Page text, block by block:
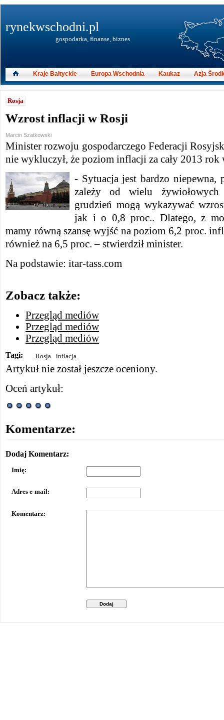
Rosja
Wzrost inflacji w Rosji
Marcin Szatkowski
Minister rozwoju gospodarczego Federacji
nie wykluczył, że poziom inflacji za cały 2013 rok
- Sytuacja jest bardzo niepewna,
zależy od wielu
grudzień mogą wykazywać
jak i o 0,8 proc.. Dlatego, z
mamy równą szansę wyjść na poziom 6,2 proc.
również na 6,5 proc. – stwierdził minister.
Na podstawie: itar-tass.com
Zobacz także:
Przegląd mediów
Przegląd mediów
Przegląd mediów
Tagi: Rosja inflacja
Artykuł nie został jeszcze oceniony.
Oceń artykuł:
Komentarze:
Dodaj Komentarz:
Imię:
Adres e-mail:
Komentarz:
Dodaj
rynekwschodni.pl
gospodarka, finanse, biznes
Kraje Bałtyckie Europa Wschodnia Kaukaz Azja